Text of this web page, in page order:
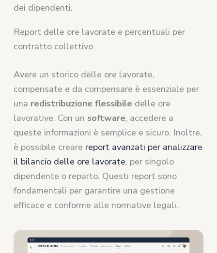
dei dipendenti.
Report delle ore lavorate e percentuali per
contratto collettivo
Avere un storico delle ore lavorate,
compensate e da compensare è essenziale per
una redistribuzione flessibile delle ore
lavorative. Con un software, accedere a
queste informazioni è semplice e sicuro. Inoltre,
è possibile creare report avanzati per analizzare
il bilancio delle ore lavorate, per singolo
dipendente o reparto. Questi report sono
fondamentali per garantire una gestione
efficace e conforme alle normative legali.